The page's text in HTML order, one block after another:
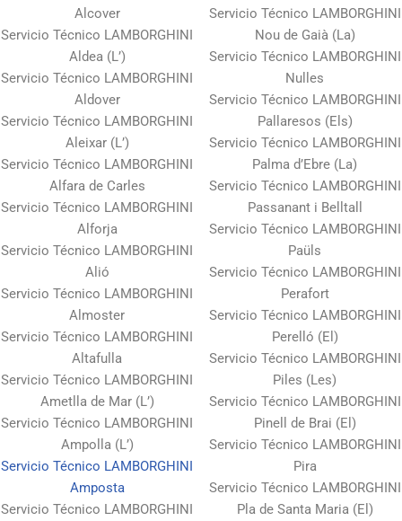
Alcover
Servicio Técnico LAMBORGHINI
Aldea (L’)
Servicio Técnico LAMBORGHINI
Aldover
Servicio Técnico LAMBORGHINI
Aleixar (L’)
Servicio Técnico LAMBORGHINI
Alfara de Carles
Servicio Técnico LAMBORGHINI
Alforja
Servicio Técnico LAMBORGHINI
Alió
Servicio Técnico LAMBORGHINI
Almoster
Servicio Técnico LAMBORGHINI
Altafulla
Servicio Técnico LAMBORGHINI
Ametlla de Mar (L’)
Servicio Técnico LAMBORGHINI
Ampolla (L’)
Servicio Técnico LAMBORGHINI
Amposta
Servicio Técnico LAMBORGHINI
Servicio Técnico LAMBORGHINI
Nou de Gaià (La)
Servicio Técnico LAMBORGHINI
Nulles
Servicio Técnico LAMBORGHINI
Pallaresos (Els)
Servicio Técnico LAMBORGHINI
Palma d’Ebre (La)
Servicio Técnico LAMBORGHINI
Passanant i Belltall
Servicio Técnico LAMBORGHINI
Paüls
Servicio Técnico LAMBORGHINI
Perafort
Servicio Técnico LAMBORGHINI
Perelló (El)
Servicio Técnico LAMBORGHINI
Piles (Les)
Servicio Técnico LAMBORGHINI
Pinell de Brai (El)
Servicio Técnico LAMBORGHINI
Pira
Servicio Técnico LAMBORGHINI
Pla de Santa Maria (El)